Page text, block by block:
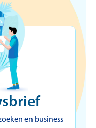
en business